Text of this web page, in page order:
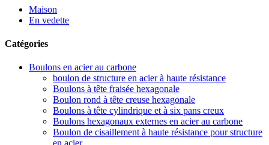
Maison
En vedette
Catégories
Boulons en acier au carbone
boulon de structure en acier à haute résistance
Boulons à tête fraisée hexagonale
Boulon rond à tête creuse hexagonale
Boulons à tête cylindrique et à six pans creux
Boulons hexagonaux externes en acier au carbone
Boulon de cisaillement à haute résistance pour structure